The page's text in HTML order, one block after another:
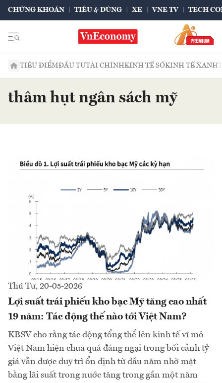
CHỨNG KHOÁN TIÊU & DÙNG XE VNE TV TECH
TIÊU ĐIỂMĐẦU TƯTÀI CHÍNHKINH TẾ SỐKINH TẾ XANH
thâm hụt ngân sách mỹ
Thứ Tư, 20-05-2026
Lợi suất trái phiếu kho bạc Mỹ tăng cao nhất
19 năm: Tác động thế nào tới Việt Nam?
KBSV cho rằng tác động tổng thể lên kinh tế vĩ mô
Việt Nam hiện chưa quá đáng ngại trong bối cảnh tỷ
giá vẫn được duy trì ổn định từ đầu năm nhờ mặt
bằng lãi suất trong nước tăng trong gần một năm